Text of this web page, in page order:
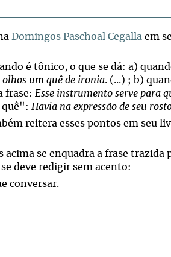
Domingos Paschoal Cegalla em
é tônico, o que se dá: a)
olhos um quê de ironia. (...) ; b)
frase: Esse instrumento serve para
quê": Havia na expressão de seu
reitera esses pontos em seu
acima se enquadra a frase trazida
deve redigir sem acento:
conversar.